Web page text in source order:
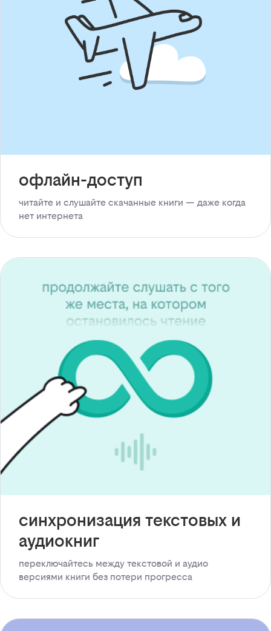
офлайн-доступ
читайте и слушайте скачанные книги — даже когда
нет интернета
синхронизация текстовых и
аудиокниг
переключайтесь между текстовой и аудио
версиями книги без потери прогресса